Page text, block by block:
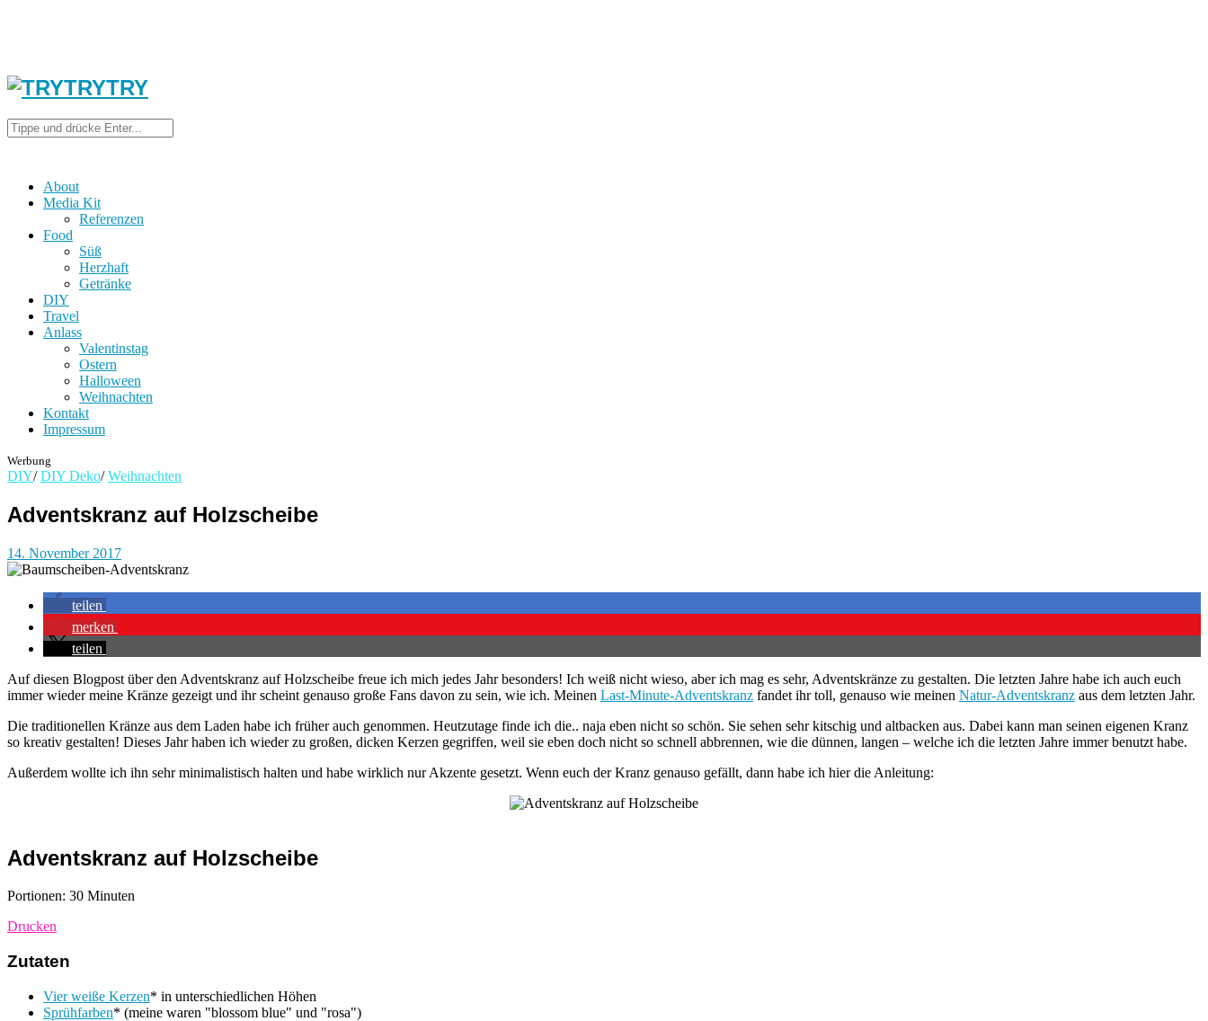
About
Media Kit
Referenzen
Food
Süß
Herzhaft
Getränke
DIY
Travel
Anlass
Valentinstag
Ostern
Halloween
Weihnachten
Kontakt
Impressum
Werbung
DIY/ DIY Deko/ Weihnachten
Adventskranz auf Holzscheibe
14. November 2017
teilen
merken
teilen
Auf diesen Blogpost über den Adventskranz auf Holzscheibe freue ich mich jedes Jahr besonders! Ich weiß nicht wieso, aber ich mag es sehr, Adventskränze zu gestalten. Die letzten Jahre habe ich auch euch
immer wieder meine Kränze gezeigt und ihr scheint genauso große Fans davon zu sein, wie ich. Meinen Last-Minute-Adventskranz fandet ihr toll, genauso wie meinen Natur-Adventskranz aus dem letzten Jahr.
Die traditionellen Kränze aus dem Laden habe ich früher auch genommen. Heutzutage finde ich die.. naja eben nicht so schön. Sie sehen sehr kitschig und altbacken aus. Dabei kann man seinen eigenen Kranz
so kreativ gestalten! Dieses Jahr haben ich wieder zu großen, dicken Kerzen gegriffen, weil sie eben doch nicht so schnell abbrennen, wie die dünnen, langen – welche ich die letzten Jahre immer benutzt habe.
Außerdem wollte ich ihn sehr minimalistisch halten und habe wirklich nur Akzente gesetzt. Wenn euch der Kranz genauso gefällt, dann habe ich hier die Anleitung:
Adventskranz auf Holzscheibe
Portionen: 30 Minuten
Drucken
Zutaten
Vier weiße Kerzen* in unterschiedlichen Höhen
Sprühfarben* (meine waren "blossom blue" und "rosa")